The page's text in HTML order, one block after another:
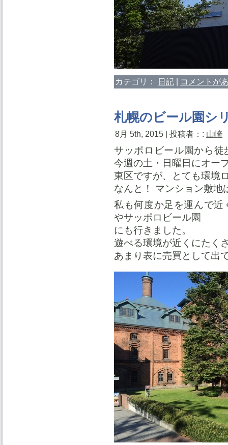
カテゴリ： 日記 | コメントが
札幌のビール園シ
8月 5th, 2015 | 投稿者：: 山崎
サッポロビール園から
今週の土・日曜日にオー
東区ですが、とても環境
なんと！ マンション敷地
私も何度か足を運んで
やサッポロビール園
にも行きました。
遊べる環境が近くにたく
あまり表に売買として出